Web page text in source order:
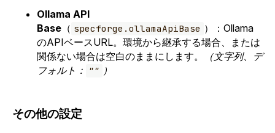
Ollama API
Base （ specforge.ollamaApiBase ）：Ollama
のAPIベースURL。環境から継承する場合、または
関係ない場合は空白のままにします。
（文字列、デ
フォルト： "" ）
その他の設定